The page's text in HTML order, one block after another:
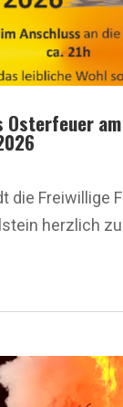
Osterfeuer
die Freiwillige
herzlich